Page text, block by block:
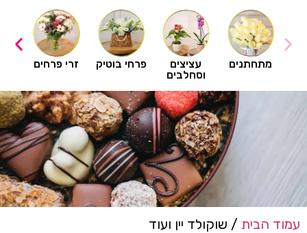
זרי פרחים פרחי בוטיק
עציצים
וסחלבים
מתחתנים
עמוד הבית / שוקולד יין ועוד